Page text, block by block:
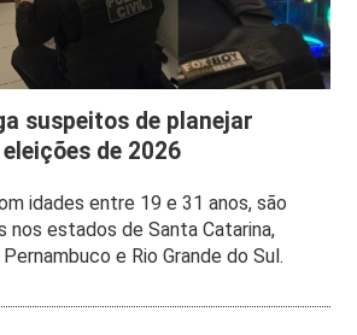
suspeitos de planejar
de 2026
idades entre 19 e 31 anos, são
nos estados de Santa Catarina,
e Rio Grande do Sul.